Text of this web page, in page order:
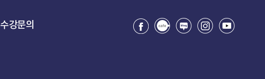
수강문의